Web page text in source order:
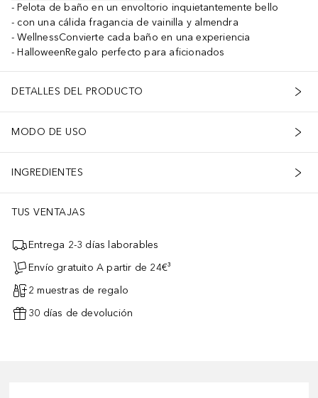
Pelota de baño en un envoltorio inquietantemente bello
con una cálida fragancia de vainilla y almendra
WellnessConvierte cada baño en una experiencia
HalloweenRegalo perfecto para aficionados
DETALLES DEL PRODUCTO
MODO DE USO
INGREDIENTES
TUS VENTAJAS
Entrega 2-3 días laborables
Envío gratuito A partir de 24€³
2 muestras de regalo
30 días de devolución